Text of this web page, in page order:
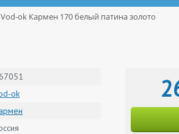
ok Кармен 170 белый патина золото
ok